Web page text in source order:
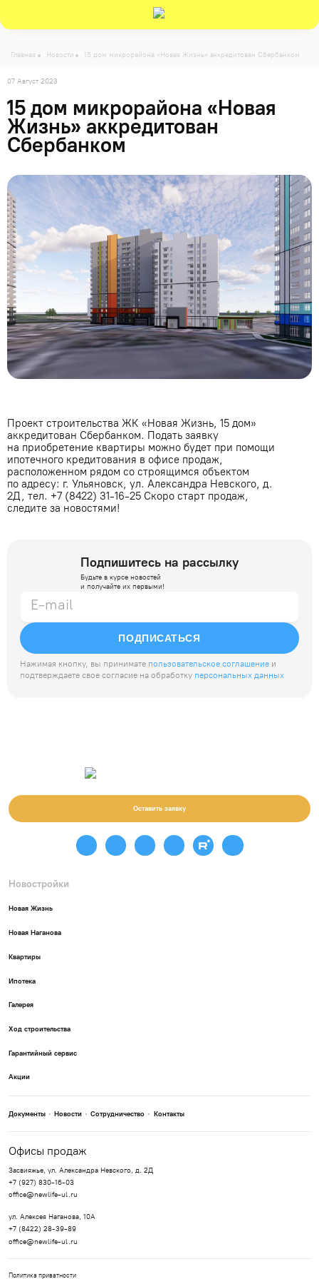
Главная Новости 15 дом микрорайона «Новая Жизнь» аккредитован Сбербанком
07 Август 2023
15 дом микрорайона «Новая
Жизнь» аккредитован
Сбербанком
Проект строительства ЖК «Новая Жизнь, 15 дом»
аккредитован Сбербанком. Подать заявку
на приобретение квартиры можно будет при помощи
ипотечного кредитования в офисе продаж,
расположенном рядом со строящимся объектом
по адресу: г. Ульяновск, ул. Александра Невского, д.
2Д, тел. +7 (8422) 31-16-25 Скоро старт продаж,
следите за новостями!
Подпишитесь на рассылку
Будьте в курсе новостей
и получайте их первыми!
ПОДПИСАТЬСЯ
Нажимая кнопку, вы принимате пользовательское соглашение и
подтверждаете свое согласие на обработку персональных данных
Новостройки
Новая Жизнь
Новая Наганова
Квартиры
Ипотека
Галерея
Ход строительства
Гарантийный сервис
Акции
Документы Новости Сотрудничество Контакты
Оставить заявку
Офисы продаж
Засвияжье, ул. Александра Невского, д. 2Д
+7 (927) 830-16-03
office@newlife-ul.ru
ул. Алексея Наганова, 10А
+7 (8422) 28-39-89
office@newlife-ul.ru
Политика приватности